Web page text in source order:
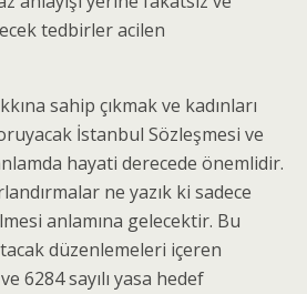
tedbirler acilen
sahip çıkmak ve kadınları
İstanbul Sözleşmesi ve
hayati derecede önemlidir.
ne yazık ki sadece
anlamına gelecektir. Bu
düzenlemeleri içeren
6284 sayılı yasa hedef